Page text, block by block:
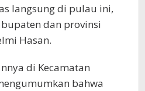
langsung di pulau ini,
dan provinsi
Hasan.
di Kecamatan
bahwa